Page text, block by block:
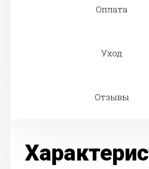
Оплата
Уход
Отзывы